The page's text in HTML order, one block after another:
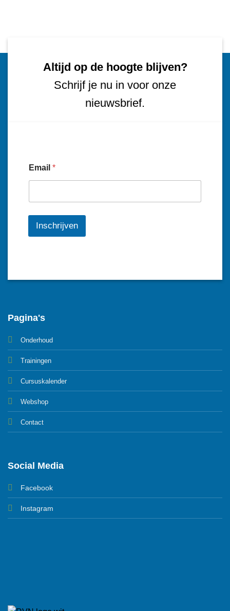
Altijd op de hoogte blijven?
Schrijf je nu in voor onze
nieuwsbrief.
Email *
Inschrijven
Pagina's
Onderhoud
Trainingen
Cursuskalender
Webshop
Contact
Social Media
Facebook
Instagram